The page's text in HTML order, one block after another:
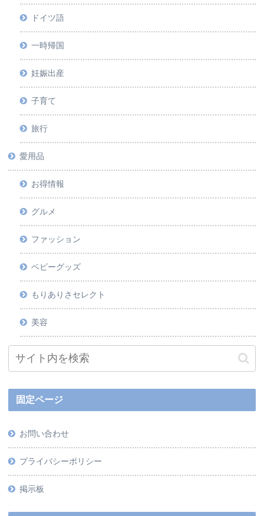
ドイツ語
一時帰国
妊娠出産
子育て
旅行
愛用品
お得情報
グルメ
ファッション
ベビーグッズ
もりありさセレクト
美容
固定ページ
お問い合わせ
プライバシーポリシー
掲示板